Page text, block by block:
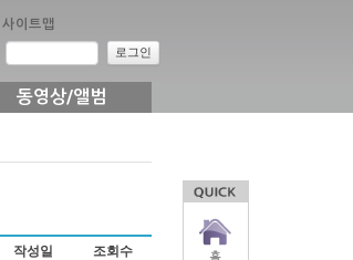
사이트맵
로그인
동영상/앨범
작성일
조회수